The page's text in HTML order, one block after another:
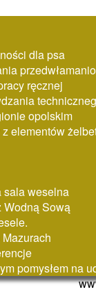
dla psa
ręcznej
opolskim
elementów
sala weselna
Wodną Sową
pomysłem na